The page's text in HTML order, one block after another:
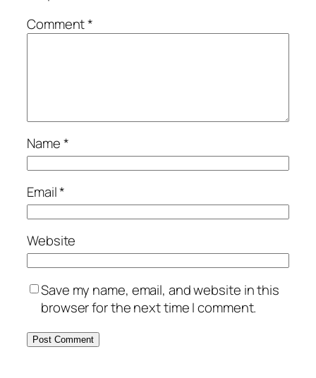
Comment*
Name*
Email*
Website
Save my name, email, and website in this
browser for the next time I comment.